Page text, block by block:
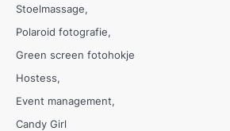
Stoelmassage
Polaroid fotografie
Green screen fotohokje
Hostess
Event management
Candy Girl